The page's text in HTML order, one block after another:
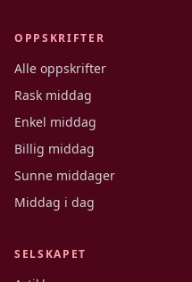
OPPSKRIFTER
Alle oppskrifter
Rask middag
Enkel middag
Billig middag
Sunne middager
Middag i dag
SELSKAPET